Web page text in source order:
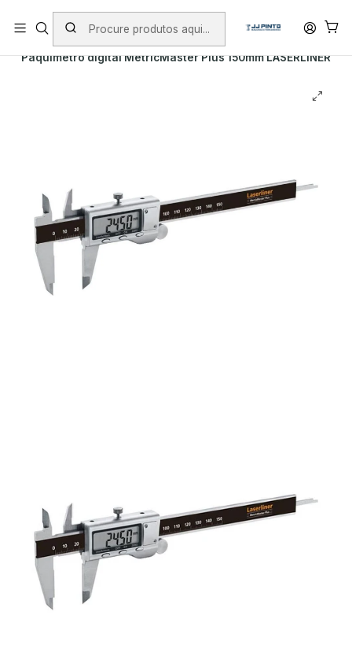
PORTES INCLUÍDOS EM ENCOMENDAS +75€ (excepto ilhas)
Início PRODUTOS
MEDIÇÃO
Paquímetro digital MetricMaster Plus 150mm LASERLINER